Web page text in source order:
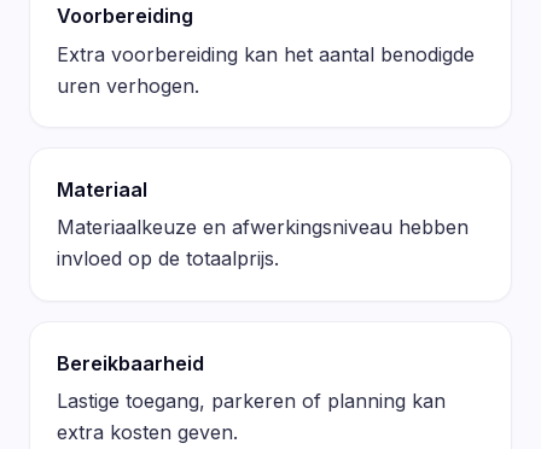
Voorbereiding
Extra voorbereiding kan het aantal benodigde
uren verhogen.
Materiaal
Materiaalkeuze en afwerkingsniveau hebben
invloed op de totaalprijs.
Bereikbaarheid
Lastige toegang, parkeren of planning kan
extra kosten geven.